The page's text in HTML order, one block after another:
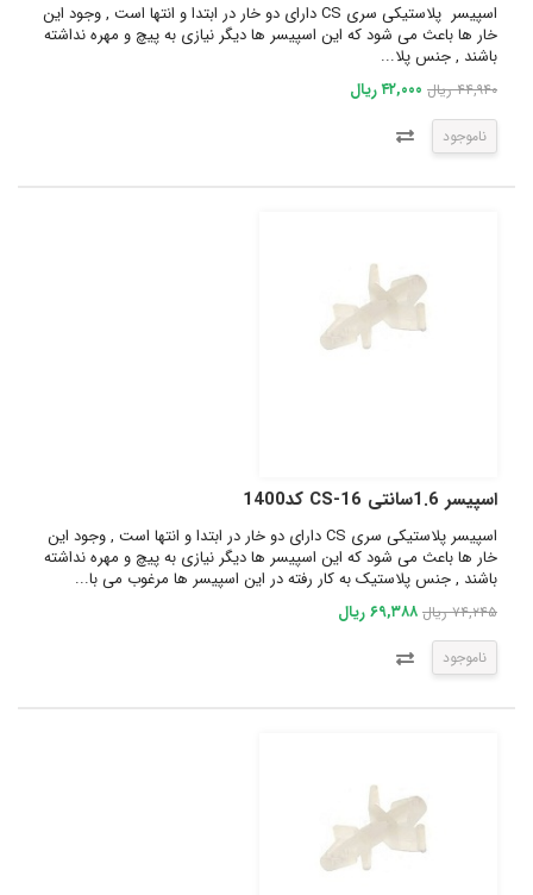
اسپیسر پلاستیکی سری CS دارای دو خار در ابتدا و انتها است , وجود این
خار ها باعث می شود که این اسپیسر ها دیگر نیازی به پیچ و مهره نداشته
باشند , جنس پلا...
۴۴,۹۴۰ ریال ۴۲,۰۰۰ ریال
ناموجود
اسپیسر 1.6سانتی CS-16 کد1400
اسپیسر پلاستیکی سری CS دارای دو خار در ابتدا و انتها است , وجود این
خار ها باعث می شود که این اسپیسر ها دیگر نیازی به پیچ و مهره نداشته
باشند , جنس پلاستیک به کار رفته در این اسپیسر ها مرغوب می با...
۷۴,۲۴۵ ریال ۶۹,۳۸۸ ریال
ناموجود